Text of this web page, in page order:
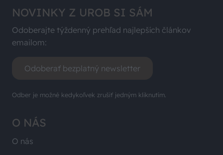
O NÁS
O nás
NOVINKY Z UROB SI SÁM
Odoberajte týždenný prehľad najlepších článkov
emailom:
Odoberať bezplatný newsletter
Odber je možné kedykoľvek zrušiť jedným kliknutím.